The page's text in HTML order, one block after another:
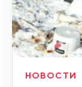
НОВОСТИ